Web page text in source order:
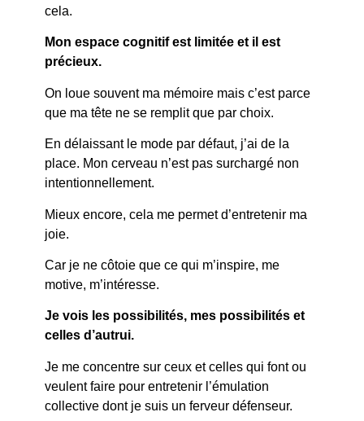
cela.
Mon espace cognitif est limitée et il est
précieux.
On loue souvent ma mémoire mais c’est parce
que ma tête ne se remplit que par choix.
En délaissant le mode par défaut, j’ai de la
place. Mon cerveau n’est pas surchargé non
intentionnellement.
Mieux encore, cela me permet d’entretenir ma
joie.
Car je ne côtoie que ce qui m’inspire, me
motive, m’intéresse.
Je vois les possibilités, mes possibilités et
celles d’autrui.
Je me concentre sur ceux et celles qui font ou
veulent faire pour entretenir l’émulation
collective dont je suis un ferveur défenseur.